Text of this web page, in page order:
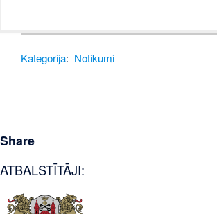
Kategorija: Notikumi
Share
ATBALSTĪTĀJI: